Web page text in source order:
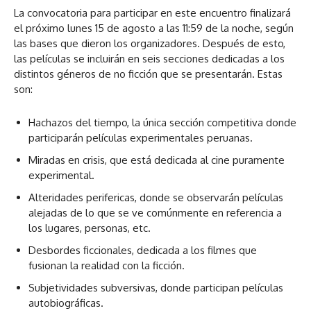
La convocatoria para participar en este encuentro finalizará
el próximo lunes 15 de agosto a las 11:59 de la noche, según
las bases que dieron los organizadores. Después de esto,
las películas se incluirán en seis secciones dedicadas a los
distintos géneros de no ficción que se presentarán. Estas
son:
Hachazos del tiempo, la única sección competitiva donde
participarán películas experimentales peruanas.
Miradas en crisis, que está dedicada al cine puramente
experimental.
Alteridades perifericas, donde se observarán películas
alejadas de lo que se ve comúnmente en referencia a
los lugares, personas, etc.
Desbordes ficcionales, dedicada a los filmes que
fusionan la realidad con la ficción.
Subjetividades subversivas, donde participan películas
autobiográficas.